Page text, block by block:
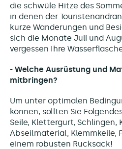
die schwüle Hitze des
in denen der
kurze Wanderungen und
sich die Monate Juli und
vergessen Ihre
- Welche Ausrüstung und
mitbringen?
Um unter optimalen
können, sollten Sie
Seile, Klettergurt, Schlingen,
Abseilmaterial, Klemmkeile,
einem robusten Rucksack!